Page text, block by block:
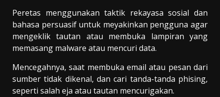
Peretas menggunakan taktik rekayasa sosial dan
bahasa persuasif untuk meyakinkan pengguna agar
mengeklik tautan atau membuka lampiran yang
memasang malware atau mencuri data.
Mencegahnya, saat membuka email atau pesan dari
sumber tidak dikenal, dan cari tanda-tanda phising,
seperti salah eja atau tautan mencurigakan.